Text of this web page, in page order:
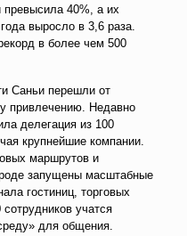
превысила 40%, а их
выросло в 3,6 раза.
в более чем 500
Саньи перешли от
привлечению. Недавно
делегация из 100
крупнейшие компании.
маршрутов и
запущены масштабные
гостиниц, торговых
учатся
для общения.